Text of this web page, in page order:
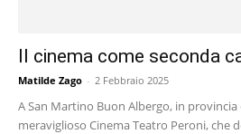
Il cinema come seconda
Matilde Zago - 2 Febbraio 2025
A San Martino Buon Albergo, in provincia
meraviglioso Cinema Teatro Peroni, che